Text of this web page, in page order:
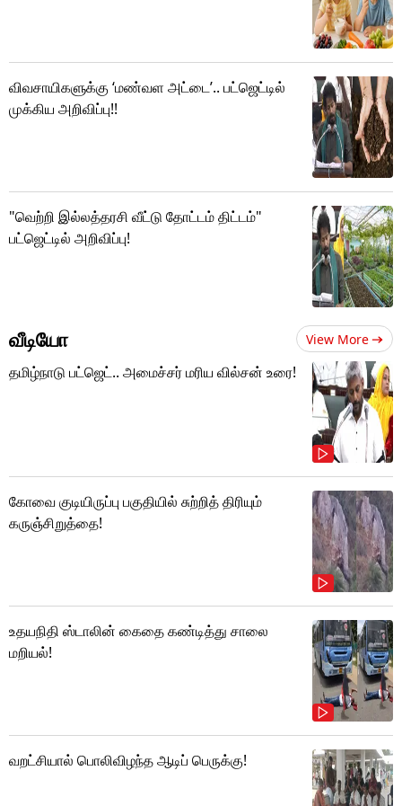
விவசாயிகளுக்கு ‘மண்வள அட்டை’.. பட்ஜெட்டில்
முக்கிய அறிவிப்பு!!
"வெற்றி இல்லத்தரசி வீட்டு தோட்டம் திட்டம்"
பட்ஜெட்டில் அறிவிப்பு!
வீடியோ View More
தமிழ்நாடு பட்ஜெட்.. அமைச்சர் மரிய வில்சன் உரை!
கோவை குடியிருப்பு பகுதியில் சுற்றித் திரியும்
கருஞ்சிறுத்தை!
உதயநிதி ஸ்டாலின் கைதை கண்டித்து சாலை
மறியல்!
வறட்சியால் பொலிவிழந்த ஆடிப் பெருக்கு!